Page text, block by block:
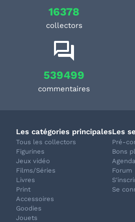
16378
collectors
539499
commentaires
Les catégories principales
Tous les collectors
Figurines
Jeux vidéo
Films/Séries
Livres
Print
Accessoires
Goodies
Jouets
Les
Pré-
Bons
Agenda
Forum
Se